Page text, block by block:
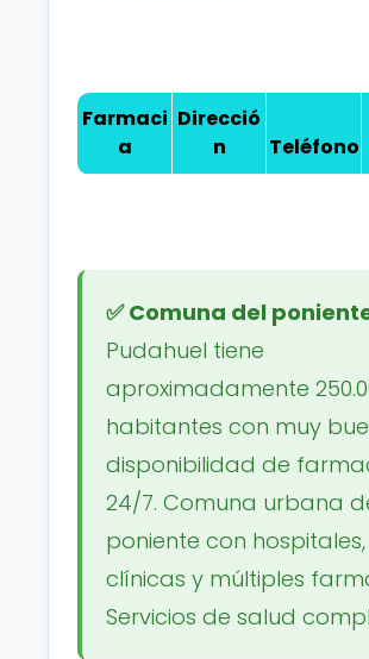
Farmaci
a
Direcció
n
Teléfono
✅ Comuna del
Pudahuel tiene
aproximadamente
habitantes con muy
disponibilidad de
24/7. Comuna urbana
poniente con hospitales,
clínicas y múltiples
Servicios de salud